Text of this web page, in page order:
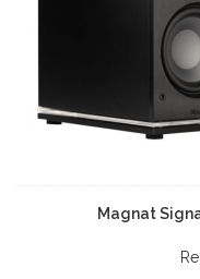
Magnat